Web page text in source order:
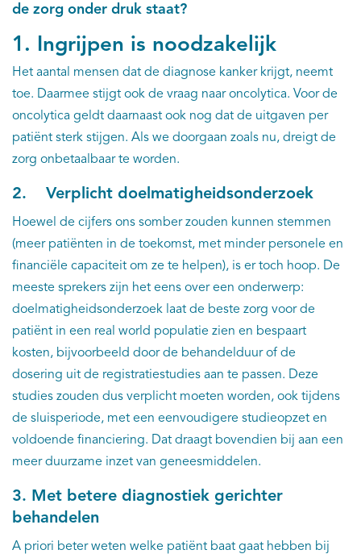
de zorg onder druk staat?
1. Ingrijpen is noodzakelijk
Het aantal mensen dat de diagnose kanker krijgt, neemt
toe. Daarmee stijgt ook de vraag naar oncolytica. Voor de
oncolytica geldt daarnaast ook nog dat de uitgaven per
patiënt sterk stijgen. Als we doorgaan zoals nu, dreigt de
zorg onbetaalbaar te worden.
2. Verplicht doelmatigheidsonderzoek
Hoewel de cijfers ons somber zouden kunnen stemmen
(meer patiënten in de toekomst, met minder personele en
financiële capaciteit om ze te helpen), is er toch hoop. De
meeste sprekers zijn het eens over een onderwerp:
doelmatigheidsonderzoek laat de beste zorg voor de
patiënt in een real world populatie zien en bespaart
kosten, bijvoorbeeld door de behandelduur of de
dosering uit de registratiestudies aan te passen. Deze
studies zouden dus verplicht moeten worden, ook tijdens
de sluisperiode, met een eenvoudigere studieopzet en
voldoende financiering. Dat draagt bovendien bij aan een
meer duurzame inzet van geneesmiddelen.
3. Met betere diagnostiek gerichter
behandelen
A priori beter weten welke patiënt baat gaat hebben bij